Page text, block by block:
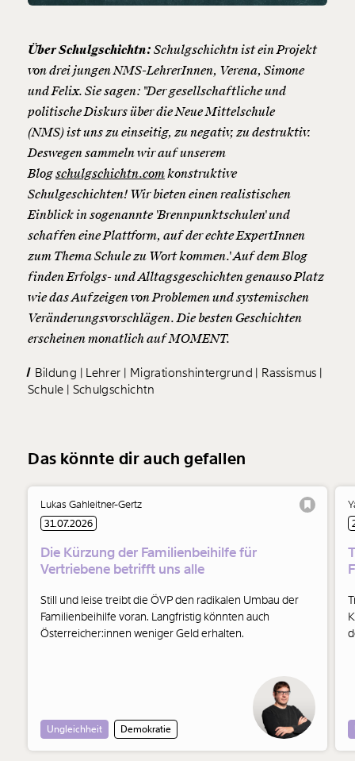
Über Schulgschichtn: Schulgschichtn ist ein Projekt
von drei jungen NMS-LehrerInnen, Verena, Simone
und Felix. Sie sagen: "Der gesellschaftliche und
politische Diskurs über die Neue Mittelschule
(NMS) ist uns zu einseitig, zu negativ, zu destruktiv.
Deswegen sammeln wir auf unserem
Blogschulgschichtn.comkonstruktive
Schulgeschichten! Wir bieten einen realistischen
Einblick in sogenannte 'Brennpunktschulen' und
schaffen eine Plattform, auf der echte ExpertInnen
zum Thema Schule zu Wort kommen.' Auf dem Blog
finden Erfolgs- und Alltagsgeschichten genauso Platz
wie das Aufzeigen von Problemen und systemischen
Veränderungsvorschlägen. Die besten Geschichten
erscheinen monatlich auf MOMENT.
Bildung Lehrer Migrationshintergrund
Rassismus
Schule Schulgschichtn
Das könnte dir auch gefallen
Lukas Gahleitner-Gertz
31.07.2026
Die Kürzung der Familienbeihilfe für
Vertriebene betrifft uns alle
Still und leise treibt die ÖVP den radikalen Umbau der
Familienbeihilfe voran. Langfristig könnten auch
Österreicher:innen weniger Geld erhalten.
Ungleichheit Demokratie